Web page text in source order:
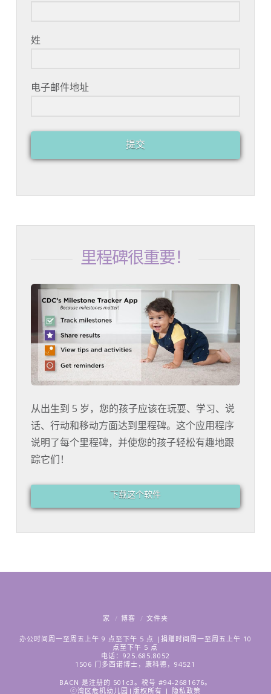
姓
电子邮件地址
提交
里程碑很重要！
从出生到 5 岁，您的孩子应该在玩耍、学习、说
话、行动和移动方面达到里程碑。这个应用程序
说明了每个里程碑，并使您的孩子轻松有趣地跟
踪它们！
下载这个软件
家 博客 文件夹
办公时间周一至周五上午 9 点至下午 5 点 |捐赠时间周一至周五上午 10
点至下午 5 点
电话：925.685.8052
1506 门多西诺博士，康科德，94521
BACN 是注册的 501c3。税号 #94-2681676。
ⓒ湾区危机幼儿园|版权所有 |
隐私政策